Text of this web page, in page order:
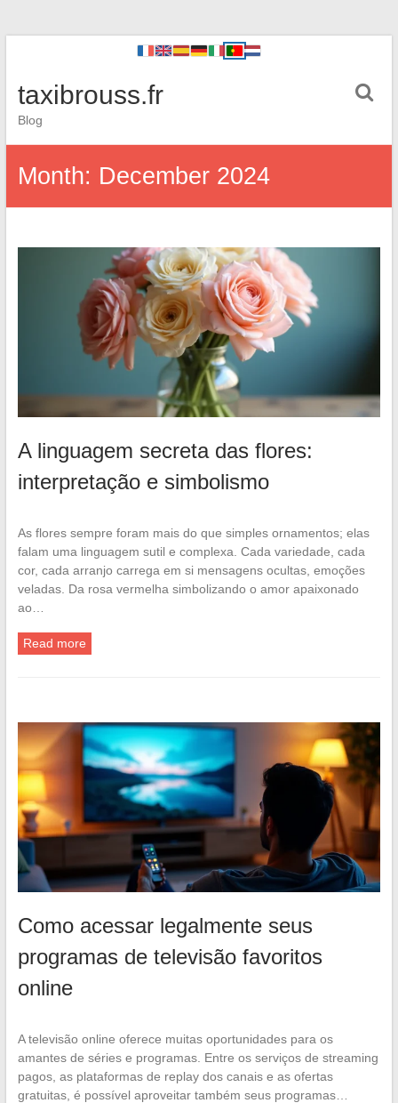
taxibrouss.fr
Blog
Month: December 2024
A linguagem secreta das flores:
interpretação e simbolismo
As flores sempre foram mais do que simples ornamentos; elas
falam uma linguagem sutil e complexa. Cada variedade, cada
cor, cada arranjo carrega em si mensagens ocultas, emoções
veladas. Da rosa vermelha simbolizando o amor apaixonado
ao…
Read more
Como acessar legalmente seus
programas de televisão favoritos
online
A televisão online oferece muitas oportunidades para os
amantes de séries e programas. Entre os serviços de streaming
pagos, as plataformas de replay dos canais e as ofertas
gratuitas, é possível aproveitar também seus programas…